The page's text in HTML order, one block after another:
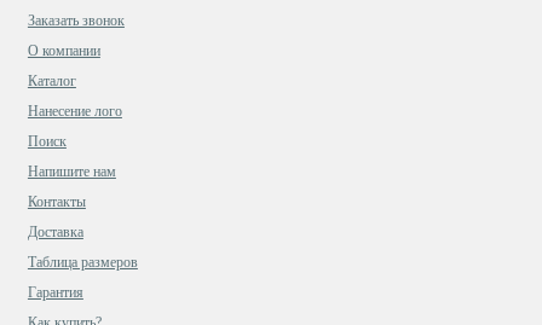
Заказать звонок
О компании
Каталог
Нанесение лого
Поиск
Напишите нам
Контакты
Доставка
Таблица размеров
Гарантия